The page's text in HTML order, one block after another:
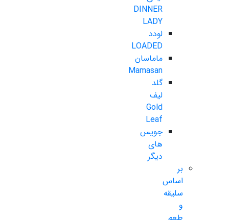
DINNER
LADY
لودد
LOADED
ماماسان
Mamasan
گلد
لیف
Gold
Leaf
جویس
های
دیگر
بر
اساس
سلیقه
و